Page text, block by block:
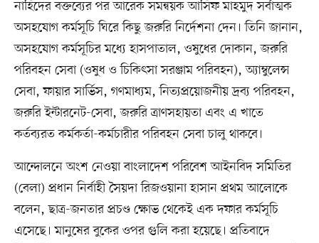
নাহিদের বক্তব্যের পর আরেক সমন্বয়ক আসিফ মাহমুদ সর্বাত্মক
অসহযোগ কর্মসূচি ঘিরে কিছু জরুরি নির্দেশনা দেন। তিনি জানান,
অসহযোগ কর্মসূচির মধ্যে হাসপাতাল, ওষুধের দোকান, জরুরি
পরিবহন সেবা (ওষুধ ও চিকিৎসা সরঞ্জাম পরিবহন), অ্যাম্বুলেন্স
সেবা, ফায়ার সার্ভিস, গণমাধ্যম, নিত্যপ্রয়োজনীয় দ্রব্য পরিবহন,
জরুরি ইন্টারনেট-সেবা, জরুরি ত্রাণসহায়তা এবং এ খাতে
কর্তব্যরত কর্মকর্তা-কর্মচারীর পরিবহন সেবা চালু থাকবে।
আন্দোলনে অংশ নেওয়া বাংলাদেশ পরিবেশ আইনবিদ সমিতির
(বেলা) প্রধান নির্বাহী সৈয়দা রিজওয়ানা হাসান প্রথম আলোকে
বলেন, ছাত্র-জনতার প্রচণ্ড ক্ষোভ থেকেই এক দফার কর্মসূচি
এসেছে। মানুষের বুকের ওপর গুলি করা হয়েছে। প্রতিবাদে